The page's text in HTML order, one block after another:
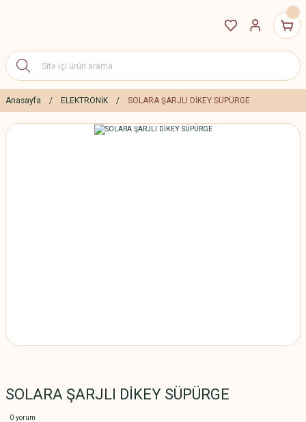
Anasayfa ELEKTRONİK SOLARA ŞARJLI DİKEY SÜPÜRGE
SOLARA ŞARJLI DİKEY SÜPÜRGE
0 yorum